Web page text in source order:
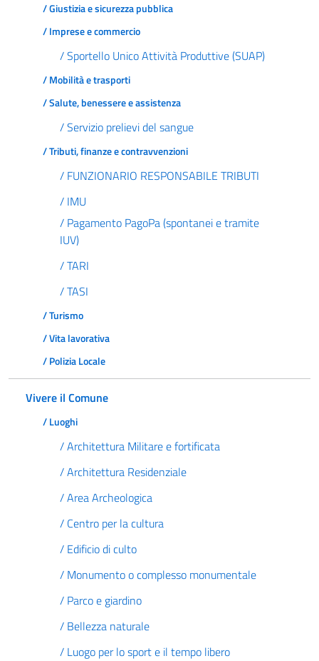
/ Giustizia e sicurezza pubblica
/ Imprese e commercio
/ Sportello Unico Attività Produttive (SUAP)
/ Mobilità e trasporti
/ Salute, benessere e assistenza
/ Servizio prelievi del sangue
/ Tributi, finanze e contravvenzioni
/ FUNZIONARIO RESPONSABILE TRIBUTI
/ IMU
/ Pagamento PagoPa (spontanei e tramite
IUV)
/ TARI
/ TASI
/ Turismo
/ Vita lavorativa
/ Polizia Locale
Vivere il Comune
/ Luoghi
/ Architettura Militare e fortificata
/ Architettura Residenziale
/ Area Archeologica
/ Centro per la cultura
/ Edificio di culto
/ Monumento o complesso monumentale
/ Parco e giardino
/ Bellezza naturale
/ Luogo per lo sport e il tempo libero